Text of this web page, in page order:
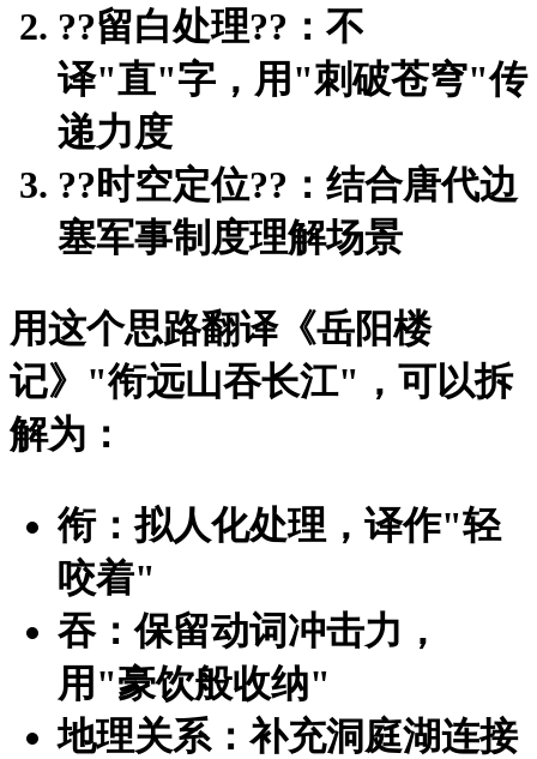
??留白处理??：不
译"直"字，用"刺破苍穹"传
递力度
??时空定位??：结合唐代边
塞军事制度理解场景
用这个思路翻译《岳阳楼
记》"衔远山吞长江"，可以拆
解为：
衔：拟人化处理，译作"轻
咬着"
吞：保留动词冲击力，
用"豪饮般收纳"
地理关系：补充洞庭湖连接